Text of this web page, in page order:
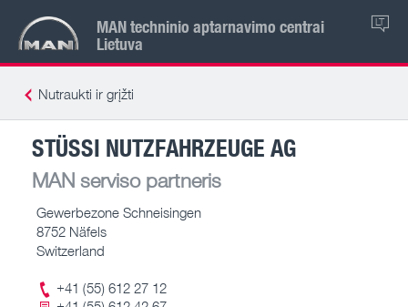
MAN techninio aptarnavimo centrai
Lietuva
LT
Nutraukti ir grįžti
STÜSSI NUTZFAHRZEUGE AG
MAN serviso partneris
Gewerbezone Schneisingen
8752 Näfels
Switzerland
+41 (55) 612 27 12